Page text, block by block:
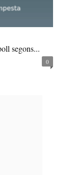
segons...
0